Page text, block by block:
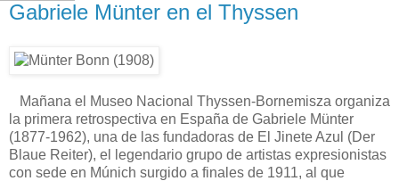
Gabriele Münter en el Thyssen
Mañana el Museo Nacional Thyssen-Bornemisza organiza
la primera retrospectiva en España de Gabriele Münter
(1877-1962), una de las fundadoras de El Jinete Azul (Der
Blaue Reiter), el legendario grupo de artistas expresionistas
con sede en Múnich surgido a finales de 1911, al que